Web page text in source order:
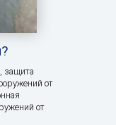
защита
от
от